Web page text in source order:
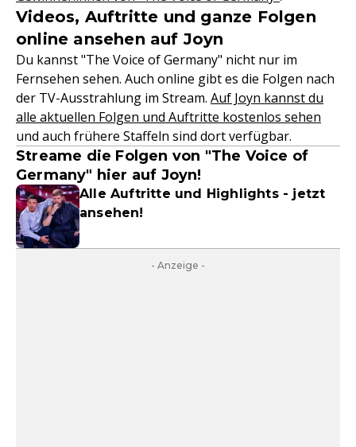
Videos, Auftritte und ganze Folgen
online ansehen auf Joyn
Du kannst "The Voice of Germany" nicht nur im
Fernsehen sehen. Auch online gibt es die Folgen nach
der TV-Ausstrahlung im Stream. Auf Joyn kannst du
alle aktuellen Folgen und Auftritte kostenlos sehen
und auch frühere Staffeln sind dort verfügbar.
Streame die Folgen von "The Voice of
Germany" hier auf Joyn!
Alle Auftritte und Highlights - jetzt
ansehen!
- Anzeige -